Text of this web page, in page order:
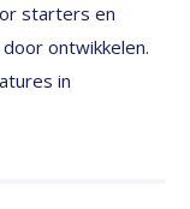
starters en
ontwikkelen.
in